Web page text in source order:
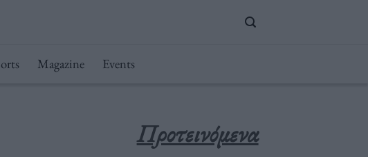
Magazine Events
Προτεινόμενα